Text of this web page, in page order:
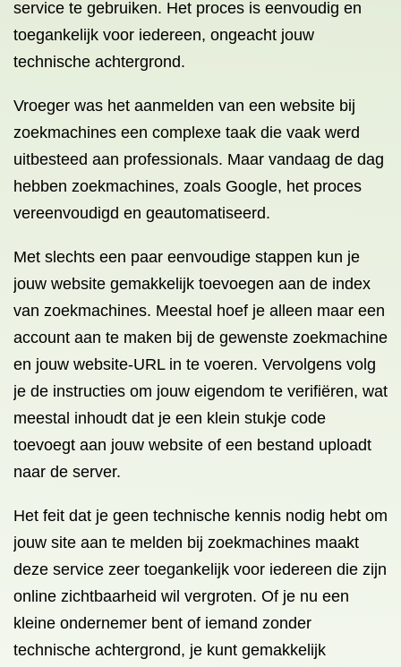
service te gebruiken. Het proces is eenvoudig en
toegankelijk voor iedereen, ongeacht jouw
technische achtergrond.
Vroeger was het aanmelden van een website bij
zoekmachines een complexe taak die vaak werd
uitbesteed aan professionals. Maar vandaag de dag
hebben zoekmachines, zoals Google, het proces
vereenvoudigd en geautomatiseerd.
Met slechts een paar eenvoudige stappen kun je
jouw website gemakkelijk toevoegen aan de index
van zoekmachines. Meestal hoef je alleen maar een
account aan te maken bij de gewenste zoekmachine
en jouw website-URL in te voeren. Vervolgens volg
je de instructies om jouw eigendom te verifiëren, wat
meestal inhoudt dat je een klein stukje code
toevoegt aan jouw website of een bestand uploadt
naar de server.
Het feit dat je geen technische kennis nodig hebt om
jouw site aan te melden bij zoekmachines maakt
deze service zeer toegankelijk voor iedereen die zijn
online zichtbaarheid wil vergroten. Of je nu een
kleine ondernemer bent of iemand zonder
technische achtergrond, je kunt gemakkelijk